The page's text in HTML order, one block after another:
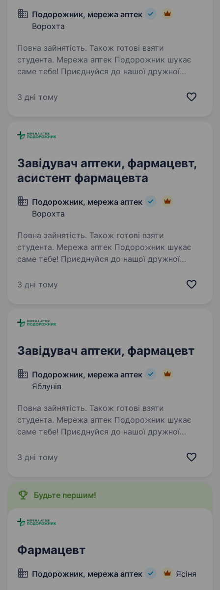
Подорожник, мережа аптек
Ворохта
Повна зайнятість. Також готові взяти
студента. Мережа аптек Подорожник шукає
саме тебе! Приєднуйся до нашої дружної
Ворохта! Що для нас важливо: Наявність
3 дні тому
Завідувач аптеки, фармацевт,
асистент фармацевта
Подорожник, мережа аптек
Ворохта
Повна зайнятість. Також готові взяти
студента. Мережа аптек Подорожник шукає
саме тебе! Приєднуйся до нашої дружної
Ворохта! Що для нас важливо: Наявність
3 дні тому
Завідувач аптеки, фармацевт
Подорожник, мережа аптек
Яблунів
Повна зайнятість. Також готові взяти
студента. Мережа аптек Подорожник шукає
саме тебе! Приєднуйся до нашої дружної
Яблунів! Що для нас важливо: Наявність
3 дні тому
Будьте першим!
Фармацевт
Подорожник, мережа аптек Ясіня